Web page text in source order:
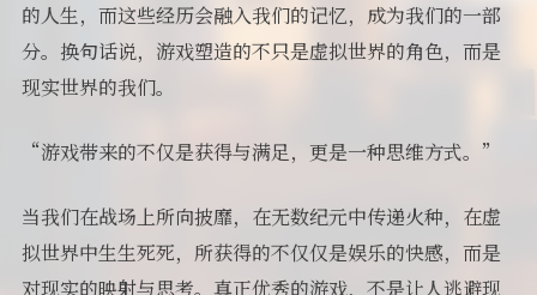
的人生，而这些经历会融入我们的记忆，成为我们的一部
分。换句话说，游戏塑造的不只是虚拟世界的角色，而是
现实世界的我们。
“游戏带来的不仅是获得与满足，更是一种思维方式。”
当我们在战场上所向披靡，在无数纪元中传递火种，在虚
拟世界中生生死死，所获得的不仅仅是娱乐的快感，而是
对现实的映射与思考。真正优秀的游戏，不是让人逃避现